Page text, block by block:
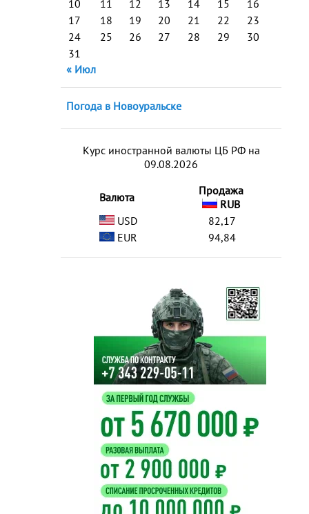
10
11 12 13 14 15
16
17
18 19 20 21 22
23
24
25 26 27 28 29
30
31
« Июл
Погода в Новоуральске
Курс иностранной валюты ЦБ РФ на
09.08.2026
Валюта
Продажа
RUB
USD
82,17
EUR
94,84